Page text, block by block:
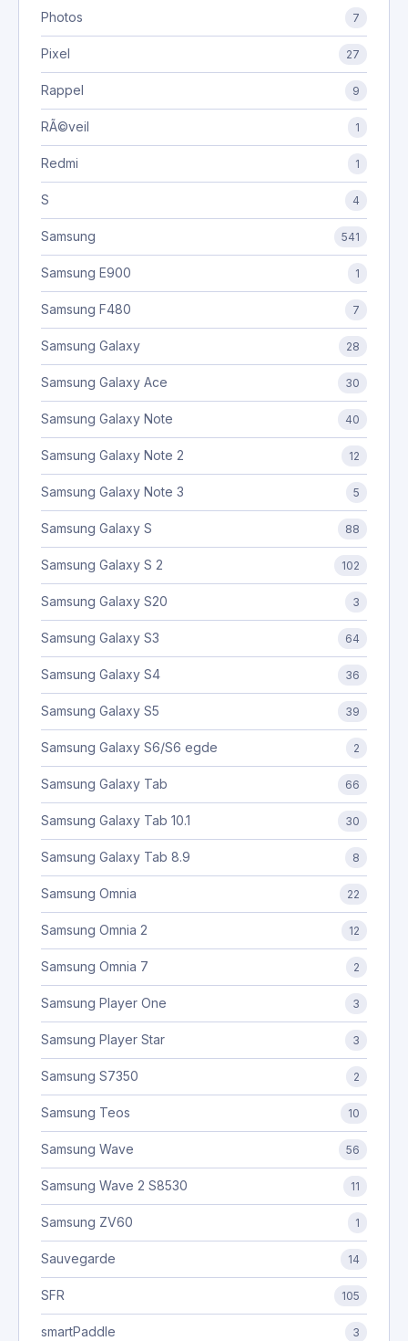
Photos 7
Pixel 27
Rappel 9
RÃ©veil 1
Redmi 1
S 4
Samsung 541
Samsung E900 1
Samsung F480 7
Samsung Galaxy 28
Samsung Galaxy Ace 30
Samsung Galaxy Note 40
Samsung Galaxy Note 2 12
Samsung Galaxy Note 3 5
Samsung Galaxy S 88
Samsung Galaxy S 2 102
Samsung Galaxy S20 3
Samsung Galaxy S3 64
Samsung Galaxy S4 36
Samsung Galaxy S5 39
Samsung Galaxy S6/S6 egde 2
Samsung Galaxy Tab 66
Samsung Galaxy Tab 10.1 30
Samsung Galaxy Tab 8.9 8
Samsung Omnia 22
Samsung Omnia 2 12
Samsung Omnia 7 2
Samsung Player One 3
Samsung Player Star 3
Samsung S7350 2
Samsung Teos 10
Samsung Wave 56
Samsung Wave 2 S8530 11
Samsung ZV60 1
Sauvegarde 14
SFR 105
smartPaddle 3